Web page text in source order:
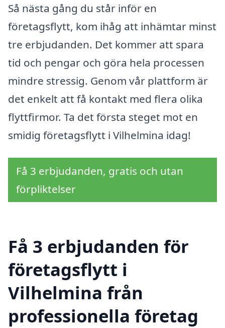
Så nästa gång du står inför en
företagsflytt, kom ihåg att inhämtar minst
tre erbjudanden. Det kommer att spara
tid och pengar och göra hela processen
mindre stressig. Genom vår plattform är
det enkelt att få kontakt med flera olika
flyttfirmor. Ta det första steget mot en
smidig företagsflytt i Vilhelmina idag!
Få 3 erbjudanden, gratis och utan
förpliktelser
Få 3 erbjudanden för
företagsflytt i
Vilhelmina från
professionella företag